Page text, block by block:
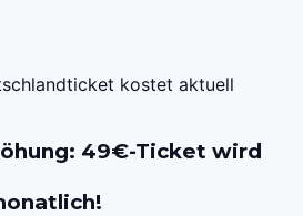
kostet aktuell
49€-Ticket wird